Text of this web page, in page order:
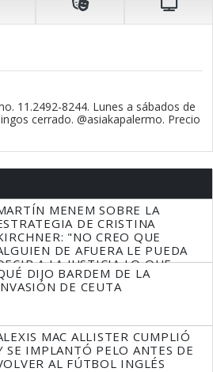
11.2492-8244. Lunes a sábados de
cerrado. @asiakapalermo. Precio
MENEM SOBRE LA
DE CRISTINA
"NO CREO QUE
DE AFUERA LE PUEDA
A LA JUSTICIA LO QUE
QUE HACER"
DIJO BARDEM DE LA
DE CEUTA
MAC ALLISTER CUMPLIÓ
SE IMPLANTÓ PELO ANTES DE
AL FÚTBOL INGLÉS